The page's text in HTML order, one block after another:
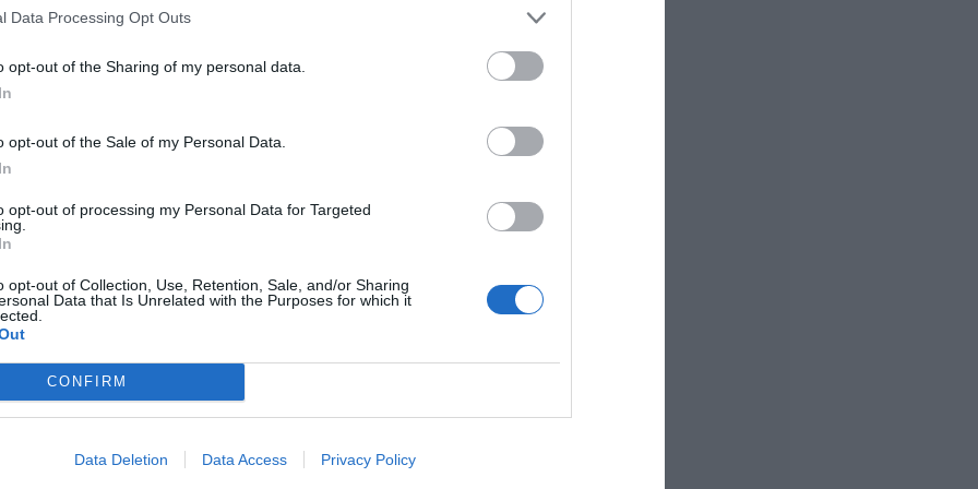
Data Processing Opt Outs
opt-out of the Sharing of my personal data.
opt-out of the Sale of my Personal Data.
opt-out of processing my Personal Data for Targeted
opt-out of Collection, Use, Retention, Sale, and/or Sharing
Data that Is Unrelated with the Purposes for which it
CONFIRM
Data Deletion Data Access Privacy Policy
dentro de la causa abierta por la presunta
el título con el que promocionó como
Audiencia de Valenciaaceptara el pasado 8
Manos Limpias y la
del
el juzgado instructor.
había desestimado los recursos de
supuesto delitode falsedad documental
en 1983, de un título de diplomado en
por José María Ángel para
revocó posteriormente esa decisión, dejó
reabrir la instrucción judicial.